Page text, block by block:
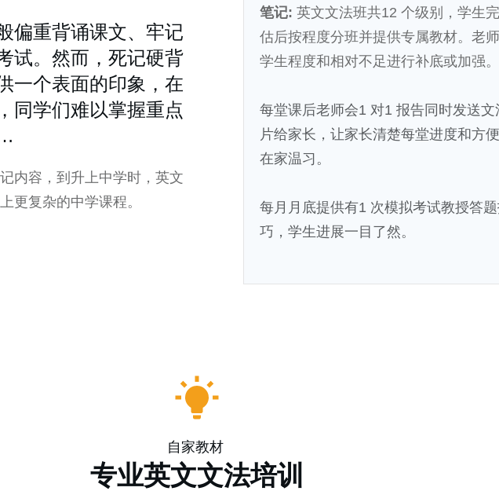
偏重背诵课文、牢记
试。然而，死记硬背
一个表面的印象，在
同学们难以掌握重点
内容，到升上中学时，英文
更复杂的中学课程。
笔记: 英文文法班共12 个级别，学生
估后按程度分班并提供专属教材。老
学生程度和相对不足进行补底或加强。
每堂课后老师会1 对1 报告同时发送文
片给家长，让家长清楚每堂进度和方
在家温习。
每月月底提供有1 次模拟考试教授答
巧，学生进展一目了然。
自家教材
专业英文文法培训